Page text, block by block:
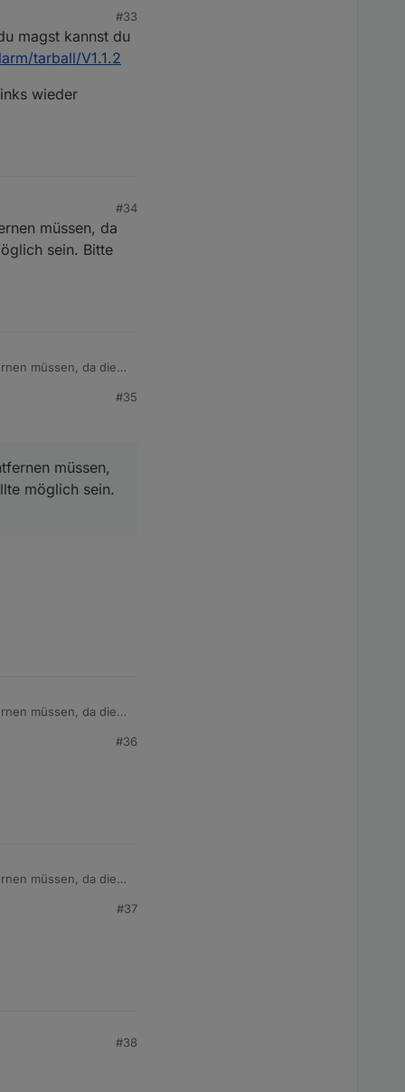
#33
magst kannst du
tarball/V1.1.2
wieder
#34
müssen, da
sein. Bitte
müssen, da die
sein. Bitte gebt mir
#35
müssen,
möglich sein.
müssen, da die
#36
müssen, da die
#37
#38